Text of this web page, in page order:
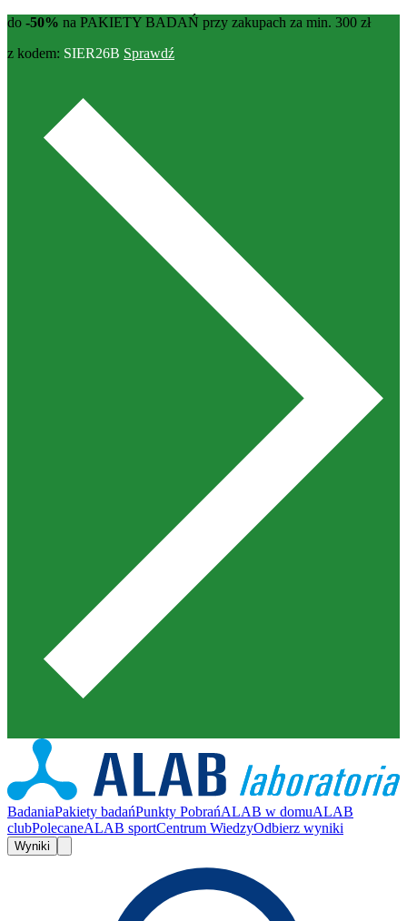
do -50% na PAKIETY BADAŃ przy zakupach za min. 300 zł
z kodem: SIER26B Sprawdź
BadaniaPakiety badańPunkty PobrańALAB w domuALAB
clubPolecaneALAB sportCentrum WiedzyOdbierz wyniki
Wyniki